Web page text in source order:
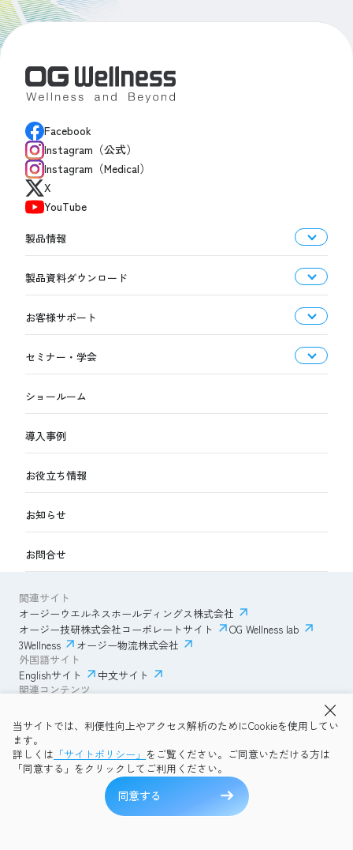
当サイトでは、利便性向上やアクセス解析のためにCookieを使用してい
ます。
詳しくは 「サイトポリシー」 をご覧ください。ご同意いただける方は
「同意する」をクリックしてご利用ください。
同意する
Facebook
Instagram（公式）
Instagram（Medical）
X
YouTube
製品情報
製品資料ダウンロード
お客様サポート
セミナー・学会
ショールーム
導入事例
お役立ち情報
お知らせ
お問合せ
関連サイト
オージーウエルネスホールディングス株式会社
オージー技研株式会社コーポレートサイト
OG Wellness lab
3Wellness
オージー物流株式会社
外国語サイト
Englishサイト
中文サイト
関連コンテンツ
透明性ガイドライン
プライバシーポリシー
OG Wellness会員規約
コミュニティガイドライン
サイトマップ
Copyright © 2026 OG Wellness Co., Ltd. All rights reserved.